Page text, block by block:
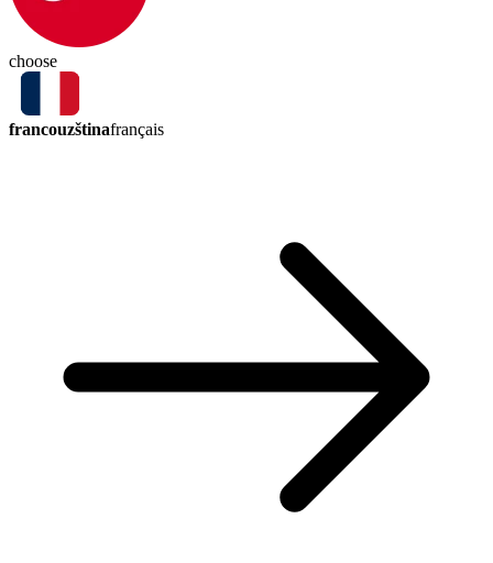
choose
francouzštinafrançais